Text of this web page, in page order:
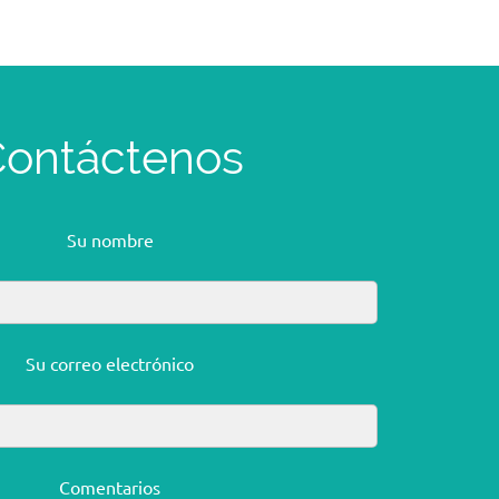
Su nombre
Su correo electrónico
Comentarios